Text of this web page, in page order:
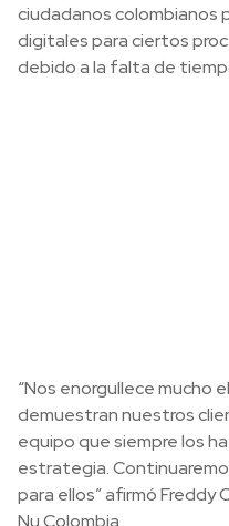
ciudadanos colombianos
digitales para ciertos
debido a la falta de
“Nos enorgullece mucho
demuestran nuestros
equipo que siempre los
estrategia.
para ellos” afirmó Freddy
Nu Colombia